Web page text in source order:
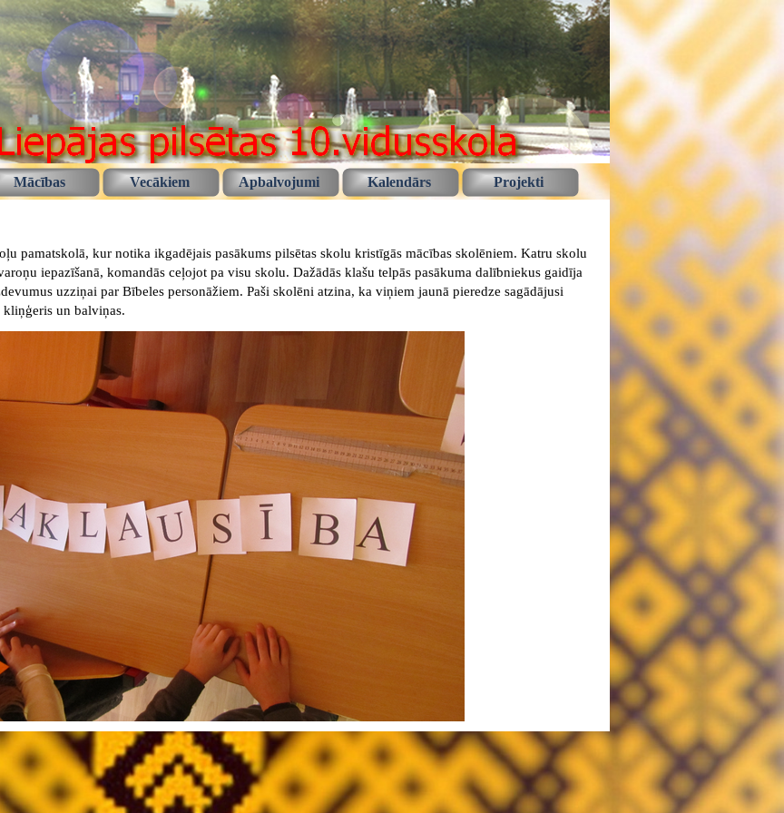
Mācības Vecākiem Apbalvojumi Kalendārs Projekti
pamatskolā, kur notika ikgadējais pasākums pilsētas skolu kristīgās mācības skolēniem. Katru skolu
iepazīšanā, komandās ceļojot pa visu skolu. Dažādās klašu telpās pasākuma dalībniekus gaidīja
uzziņai par Bībeles personāžiem. Paši skolēni atzina, ka viņiem jaunā pieredze sagādājusi
un balviņas.